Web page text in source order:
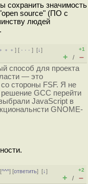
сохранить значимость
source" (ПО с
людей
﹢﹢﹢] [ · · ·][↓]
+1
+ / –
способ для проекта
— это
стороны FSF. Я не
GCC перейти
JavaScript в
GNOME-
^^^] [ответить][↓]
+2
+ / –